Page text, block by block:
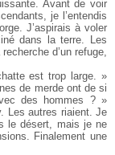
Avant de voir
je l’entendis
J’aspirais à voler
dans la terre. Les
d’un refuge,
est trop large. »
de merde ont de si
des hommes ? »
Les autres riaient. Je
le désert, mais je ne
Finalement une